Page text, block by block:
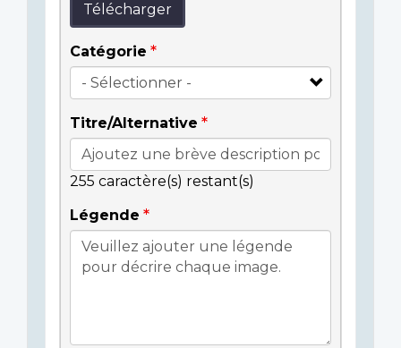
Télécharger
Catégorie
Titre/Alternative
255 caractère(s) restant(s)
Légende